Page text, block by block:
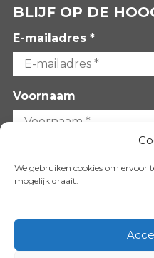
We gebruiken cookies om ervoor
mogelijk draait.
BLIJF OP DE
E-mailadres *
Voornaam